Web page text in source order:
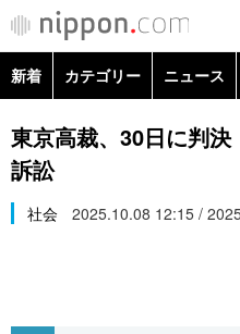
カテゴリー
新着 カテゴリー ニュース
政治・外交
経済・ビジネス
東京高裁、30日に判
訴訟
社会 2025.10.08 12:15 /